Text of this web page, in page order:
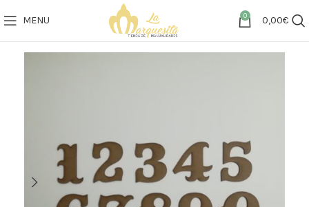
MENU 0 0,00€